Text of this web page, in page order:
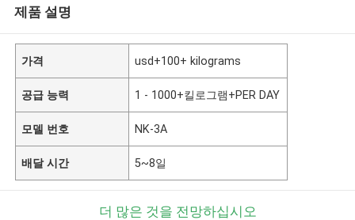
제품 설명
가격 usd+100+ kilograms
공급 능력 1 - 1000+킬로그램+PER DAY
모델 번호 NK-3A
배달 시간 5~8일
더 많은 것을 전망하십시오